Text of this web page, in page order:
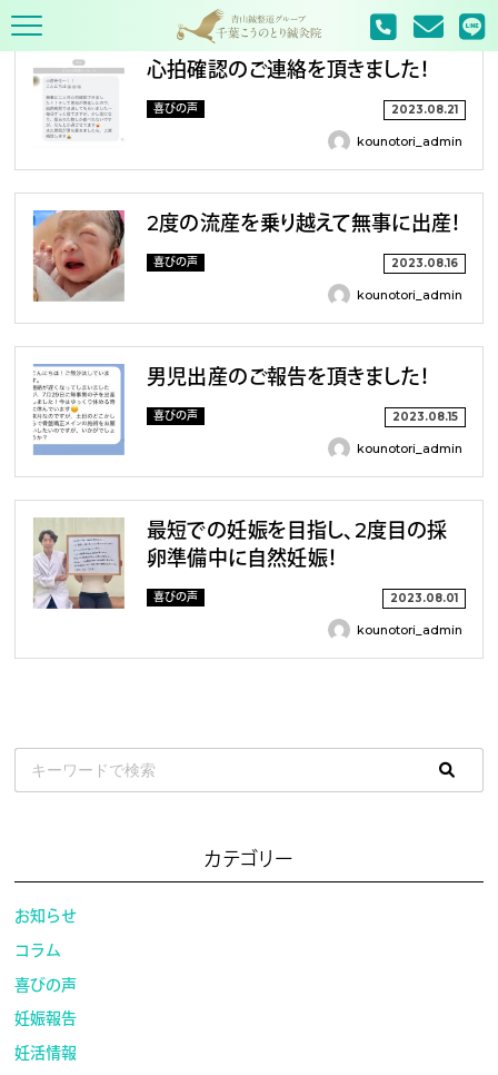
TOP 8月
心拍確認のご連絡を頂きました！
喜びの声 2023.08.21
kounotori_admin
2度の流産を乗り越えて無事に出産！
喜びの声 2023.08.16
kounotori_admin
男児出産のご報告を頂きました！
喜びの声 2023.08.15
kounotori_admin
最短での妊娠を目指し、2度目の採
卵準備中に自然妊娠！
喜びの声 2023.08.01
kounotori_admin
カテゴリー
お知らせ
コラム
喜びの声
妊娠報告
妊活情報